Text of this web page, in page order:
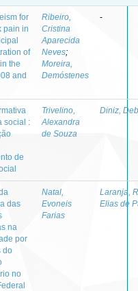
for
pain in
of
the
and
Ribeiro,
Cristina
Aparecida
Neves;
Moreira,
Demóstenes
-
social :
de
Trivelino,
Alexandra
de Souza
Diniz,
das
na
por
do
no
Natal,
Evoneis
Farias
Laranja,
Elias de